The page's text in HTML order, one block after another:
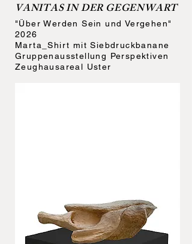
VANITAS IN DER GEGENWART
"Über Werden Sein und Vergehen"
2026
Marta_Shirt mit Siebdruckbanane
Gruppenausstellung Perspektiven
Zeughausareal Uster